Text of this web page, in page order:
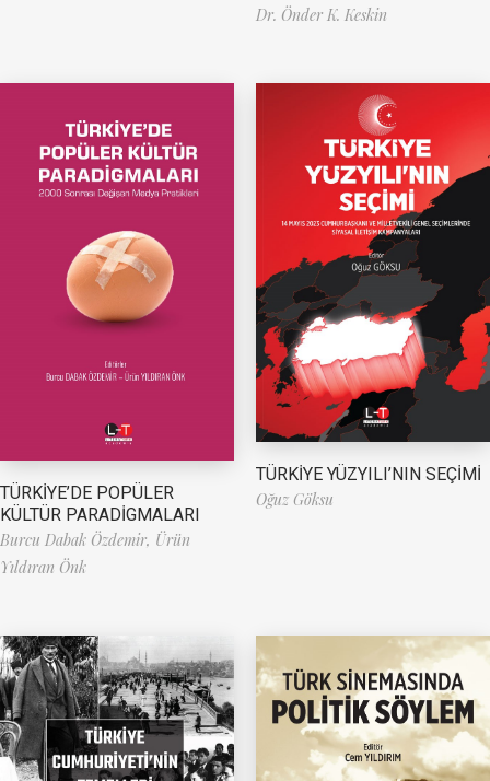
Dr. Önder K. Keskin
TÜRKİYE’DE POPÜLER
KÜLTÜR PARADİGMALARI
Burcu Dabak Özdemir, Ürün
Yıldıran Önk
TÜRKİYE YÜZYILI’NIN SEÇİMİ
Oğuz Göksu